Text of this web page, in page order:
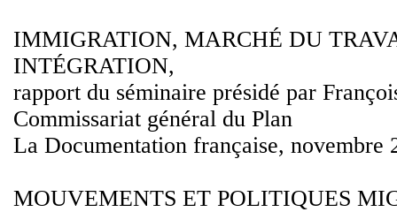
IMMIGRATION, MARCHÉ DU
INTÉGRATION,
rapport du séminaire présidé par
Commissariat général du Plan
La Documentation française, novembre
MOUVEMENTS ET POLITIQUES